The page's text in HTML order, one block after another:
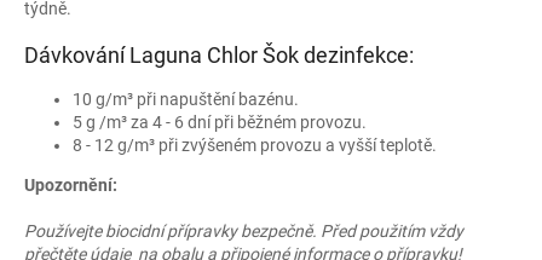
týdně.
Dávkování Laguna Chlor Šok dezinfekce:
10 g/m³ při napuštění bazénu.
5 g /m³ za 4 - 6 dní při běžném provozu.
8 - 12 g/m³ při zvýšeném provozu a vyšší teplotě.
Upozornění:
Používejte biocidní přípravky bezpečně. Před použitím vždy
přečtěte údaje na obalu a připojené informace o přípravku!